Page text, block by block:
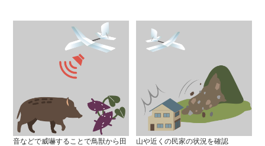
音などで威嚇することで鳥獣から田
山や近くの民家の状況を確認